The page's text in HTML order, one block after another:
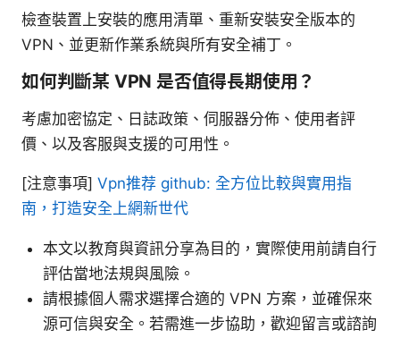
檢查裝置上安裝的應用清單、重新安裝安全版本的
VPN、並更新作業系統與所有安全補丁。
如何判斷某 VPN 是否值得長期使用？
考慮加密協定、日誌政策、伺服器分佈、使用者評
價、以及客服與支援的可用性。
[注意事項] Vpn推荐 github: 全方位比較與實用指
南，打造安全上網新世代
本文以教育與資訊分享為目的，實際使用前請自行
評估當地法規與風險。
請根據個人需求選擇合適的 VPN 方案，並確保來
源可信與安全。若需進一步協助，歡迎留言或諮詢